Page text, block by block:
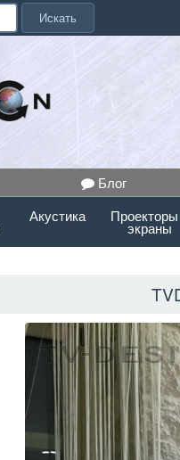
Искать
Блог
Акустика
экраны